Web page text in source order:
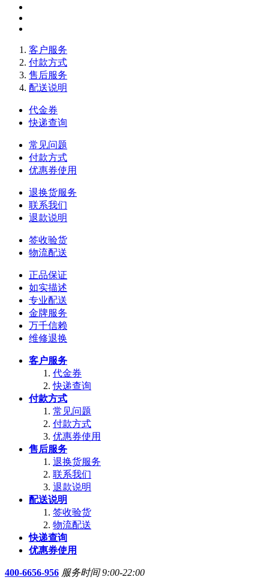
客户服务
付款方式
售后服务
配送说明
代金券
快递查询
常见问题
付款方式
优惠券使用
退换货服务
联系我们
退款说明
签收验货
物流配送
正品保证
如实描述
专业配送
金牌服务
万千信赖
维修退换
客户服务
代金券
快递查询
付款方式
常见问题
付款方式
优惠券使用
售后服务
退换货服务
联系我们
退款说明
配送说明
签收验货
物流配送
快递查询
优惠券使用
400-6656-956 服务时间 9:00-22:00